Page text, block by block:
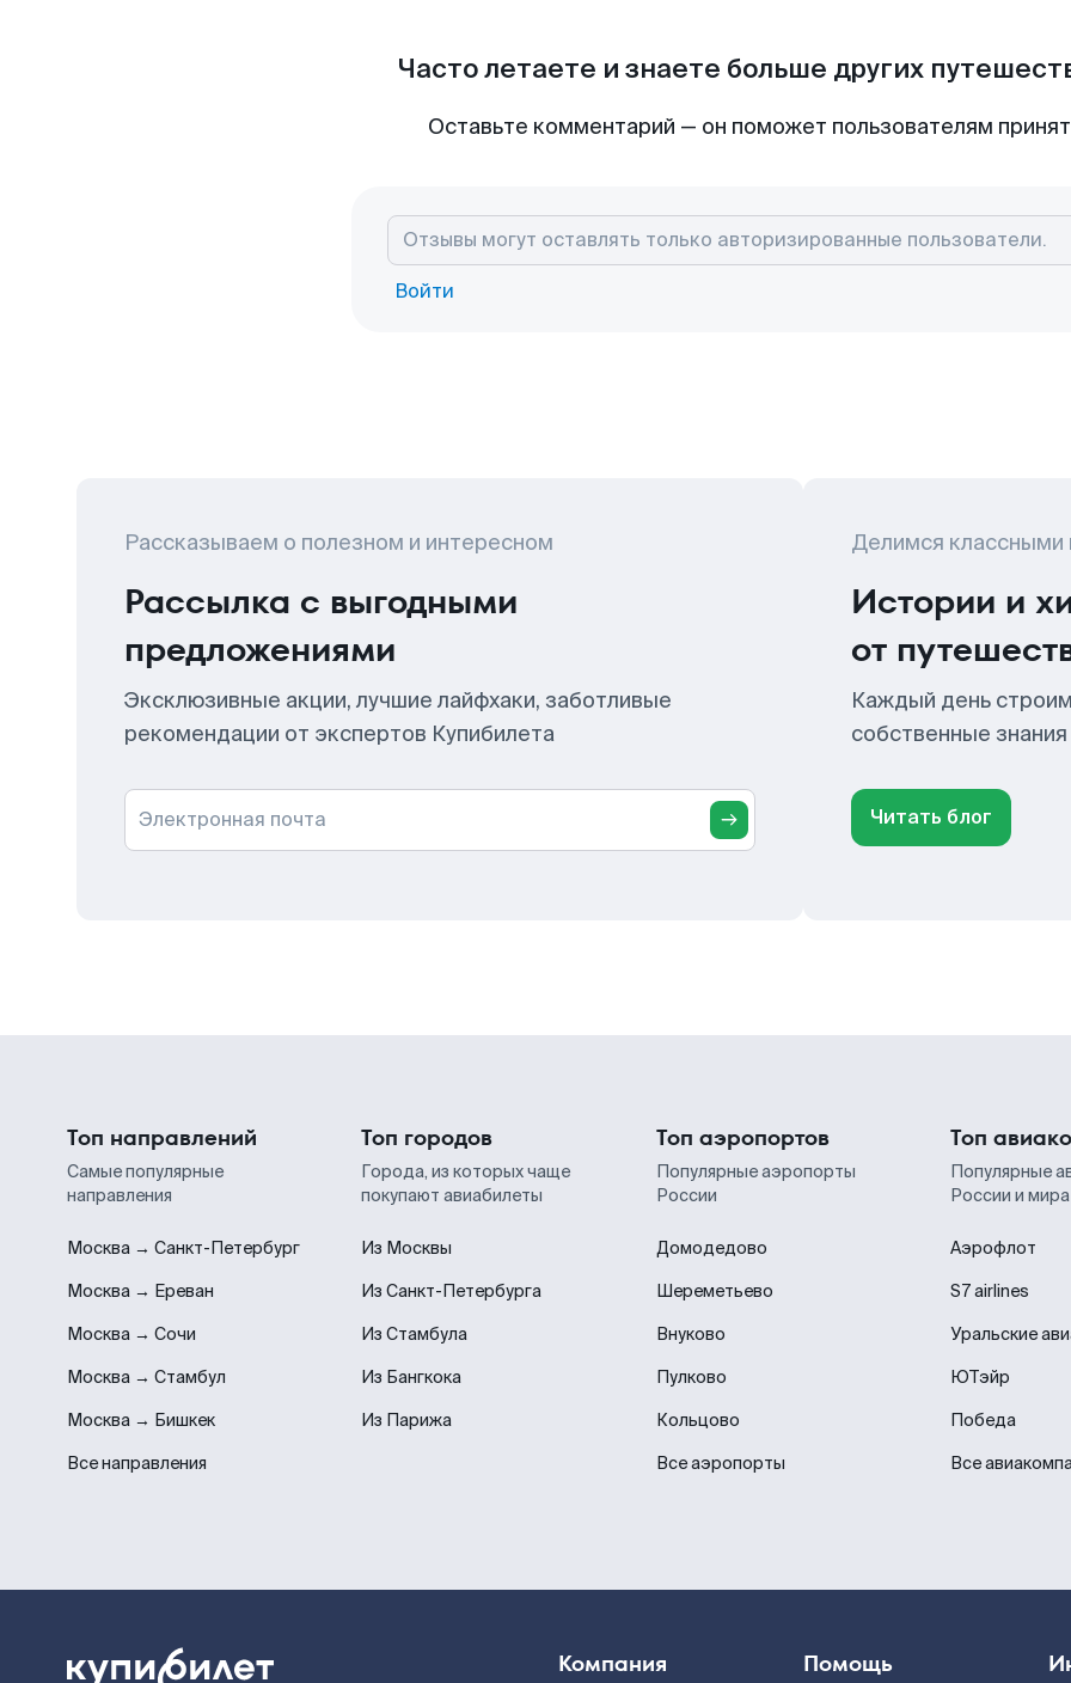
Часто летаете и знаете больше других
Оставьте комментарий — он поможет пользователям
Войти
Рассказываем о полезном и интересном
Рассылка с выгодными
предложениями
Эксклюзивные акции, лучшие лайфхаки, заботливые
рекомендации от экспертов Купибилета
Электронная почта
Делимся классными
Истории и
от
Каждый день
собственные
Читать блог
Топ направлений
Самые популярные
направления
Москва → Санкт-Петербург
Москва → Ереван
Москва → Сочи
Москва → Стамбул
Москва → Бишкек
Все направления
Топ городов
Города, из которых чаще
покупают авиабилеты
Из Москвы
Из Санкт-Петербурга
Из Стамбула
Из Бангкока
Из Парижа
Топ аэропортов
Популярные аэропорты
России
Домодедово
Шереметьево
Внуково
Пулково
Кольцово
Все аэропорты
Топ
Популярные
России и мира
Аэрофлот
S7 airlines
Уральские
ЮТэйр
Победа
Все
Компания Помощь